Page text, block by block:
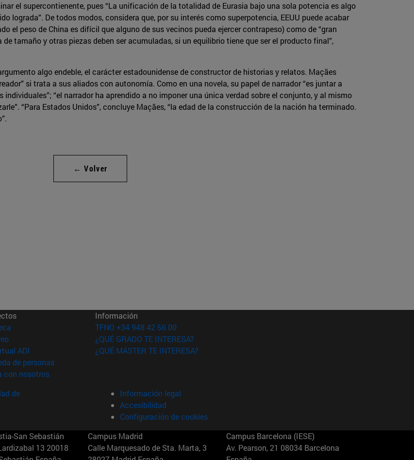
el supercontienente, pues “La unificación de la totalidad de Eurasia bajo una sola potencia es algo
lograda”. De todos modos, considera que, por su interés como superpotencia, EEUU puede acabar
el peso de China es difícil que alguno de sus vecinos pueda ejercer contrapeso) como de “gran
de tamaño y otras piezas deben ser acumuladas, si un equilibrio tiene que ser el producto final”,
algo endeble, el carácter estadounidense de constructor de historias y relatos. Maçães
si trata a sus aliados con autonomía. Como en una novela, su papel de narrador “es juntar a
“el narrador ha aprendido a no imponer una única verdad sobre el conjunto, y al mismo
“Para Estados Unidos”, concluye Maçães, “la edad de la construcción de la nación ha terminado.
← Volver
(abre en nueva ventana)
(abre en nueva ventana)
ADI (abre en nueva ventana)
de personas(abre en nueva ventana)
con nosotros(abre en nueva ventana)
Información
TFNO +34 948 42 56 00
¿QUÉ GRADO TE INTERESA?
¿QUÉ MÁSTER TE INTERESA?
de
Información legal
Accesibilidad
Configuración de cookies
San Sebastián
13 20018
Campus Madrid
Calle Marquesado de Sta. Marta, 3
Campus Barcelona (IESE)
Av. Pearson, 21 08034 Barcelona